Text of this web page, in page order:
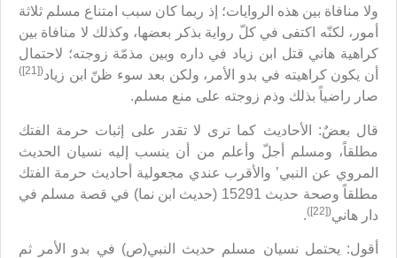
ولا منافاة بين هذه الروايات؛ إذ ربما كان سبب امتناع مسلم ثلاثة
أمور، لكنّه اكتفى في كلّ رواية بذكر بعضها، وكذلك لا منافاة بين
كراهية هاني قتل ابن زياد في داره وبين مذمّة زوجته؛ لاحتمال
أن يكون كراهيته في بدو الأمر، ولكن بعد سوء ظنّ ابن زياد([21])
صار راضياً بذلك وذم زوجته على منع مسلم.
قال بعضٌ: الأحاديث كما ترى لا تقدر على إثبات حرمة الفتك
مطلقاً، ومسلم أجلّ وأعلم من أن ينسب إليه نسيان الحديث
المروي عن النبي’ والأقرب عندي مجعولية أحاديث حرمة الفتك
مطلقاً وصحة حديث 15291 (حديث ابن نما) في قصة مسلم في
دار هاني([22])
.
أقول: يحتمل نسيان مسلم حديث النبي(ص) في بدو الأمر ثم